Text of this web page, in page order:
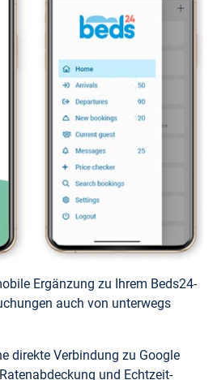
Ergänzung zu Ihrem Beds24-
auch von unterwegs
direkte Verbindung zu Google
und Echtzeit-